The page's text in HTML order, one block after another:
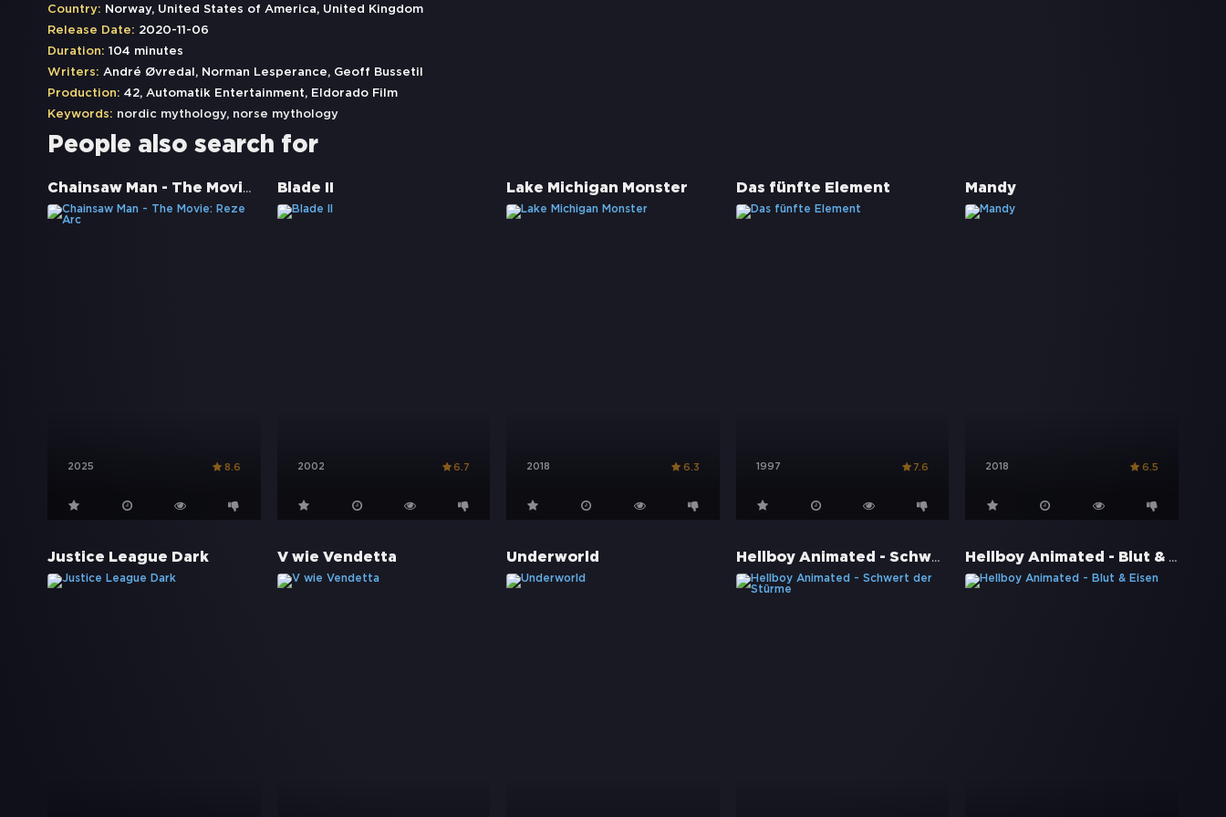
Country: Norway, United States of America, United Kingdom
Release Date: 2020-11-06
Duration: 104 minutes
Writers: André Øvredal, Norman Lesperance, Geoff Bussetil
Production: 42, Automatik Entertainment, Eldorado Film
Keywords: nordic mythology, norse mythology
People also search for
Chainsaw Man - The Movie: Reze Arc
2025 8.6
Blade II
2002 6.7
Lake Michigan Monster
2018 6.3
Das fünfte Element
1997 7.6
Mandy
2018 6.5
Justice League Dark V wie Vendetta Underworld Hellboy Animated - Schwert der Stürme Hellboy Animated - Blut & Eisen